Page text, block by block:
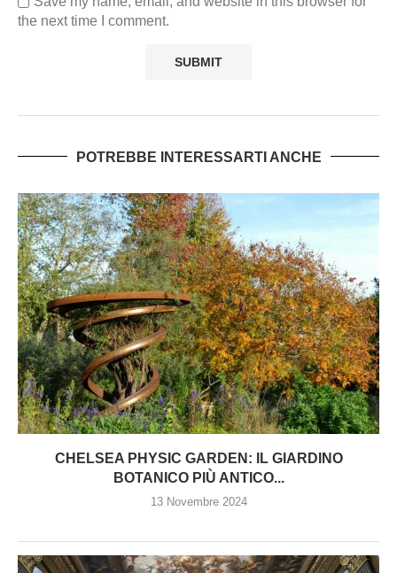
the next time I comment.
POTREBBE INTERESSARTI ANCHE
CHELSEA PHYSIC GARDEN: IL GIARDINO
BOTANICO PIÙ ANTICO...
13 Novembre 2024